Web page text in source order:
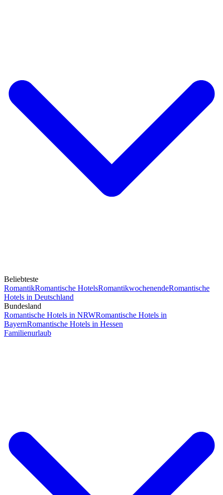
Beliebteste
RomantikRomantische HotelsRomantikwochenendeRomantische
Hotels in Deutschland
Bundesland
Romantische Hotels in NRWRomantische Hotels in
BayernRomantische Hotels in Hessen
Familienurlaub